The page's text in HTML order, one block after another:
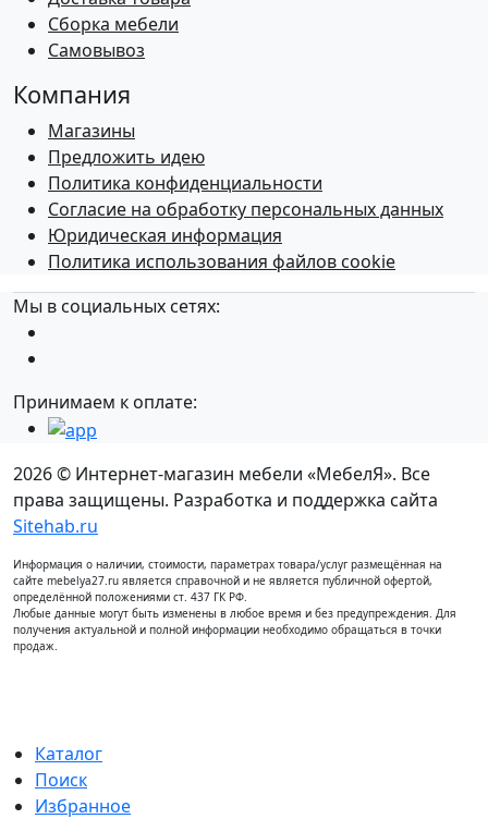
Сборка мебели
Самовывоз
Компания
Магазины
Предложить идею
Политика конфиденциальности
Согласие на обработку персональных данных
Юридическая информация
Политика использования файлов cookie
Мы в социальных сетях:
Принимаем к оплате:
2026 © Интернет-магазин мебели «МебелЯ». Все
права защищены. Разработка и поддержка сайта
Sitehab.ru
Информация о наличии, стоимости, параметрах товара/услуг размещённая на
сайте mebelya27.ru является справочной и не является публичной офертой,
определённой положениями ст. 437 ГК РФ.
Любые данные могут быть изменены в любое время и без предупреждения. Для
получения актуальной и полной информации необходимо обращаться в точки
продаж.
Каталог
Поиск
Избранное